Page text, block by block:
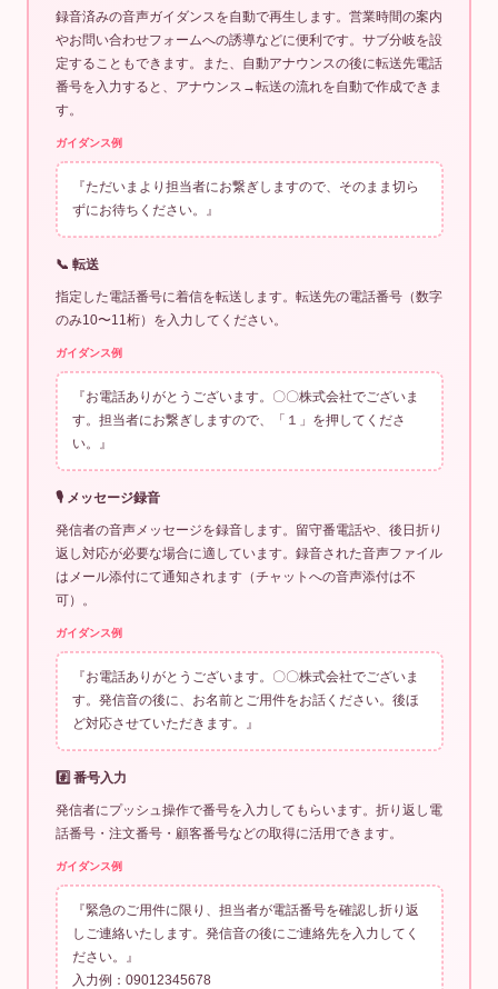
録音済みの音声ガイダンスを自動で再生します。営業時間の案内
やお問い合わせフォームへの誘導などに便利です。サブ分岐を設
定することもできます。また、自動アナウンスの後に転送先電話
番号を入力すると、アナウンス→転送の流れを自動で作成できま
す。
ガイダンス例
『ただいまより担当者にお繋ぎしますので、そのまま切ら
ずにお待ちください。』
📞 転送
指定した電話番号に着信を転送します。転送先の電話番号（数字
のみ10〜11桁）を入力してください。
ガイダンス例
『お電話ありがとうございます。〇〇株式会社でございま
す。担当者にお繋ぎしますので、「１」を押してくださ
い。』
🎙 メッセージ録音
発信者の音声メッセージを録音します。留守番電話や、後日折り
返し対応が必要な場合に適しています。録音された音声ファイル
はメール添付にて通知されます（チャットへの音声添付は不
可）。
ガイダンス例
『お電話ありがとうございます。〇〇株式会社でございま
す。発信音の後に、お名前とご用件をお話ください。後ほ
ど対応させていただきます。』
#️⃣ 番号入力
発信者にプッシュ操作で番号を入力してもらいます。折り返し電
話番号・注文番号・顧客番号などの取得に活用できます。
ガイダンス例
『緊急のご用件に限り、担当者が電話番号を確認し折り返
しご連絡いたします。発信音の後にご連絡先を入力してく
ださい。』
入力例：09012345678